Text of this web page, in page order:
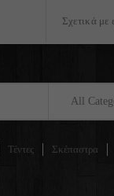
Σχετικά με
All
Τέντες Σκέπαστρα